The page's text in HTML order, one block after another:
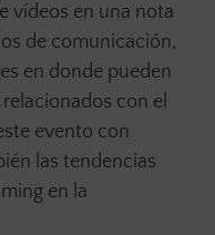
vídeos en una nota
de comunicación,
en donde pueden
con el
evento con
las tendencias
en la